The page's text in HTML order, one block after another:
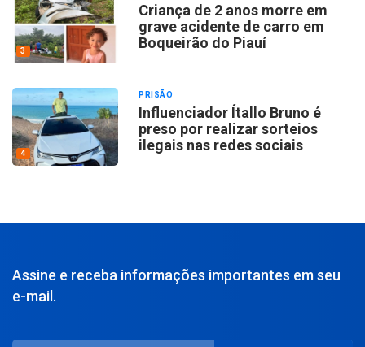
3
Criança de 2 anos morre em
grave acidente de carro em
Boqueirão do Piauí
4
PRISÃO
Influenciador Ítallo Bruno é
preso por realizar sorteios
ilegais nas redes sociais
Assine e receba informações importantes em seu
e-mail.